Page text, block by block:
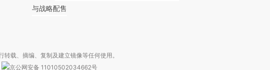
与战略配售
载、摘编、复制及建立镜像等任何使用。
京公网安备 11010502034662号